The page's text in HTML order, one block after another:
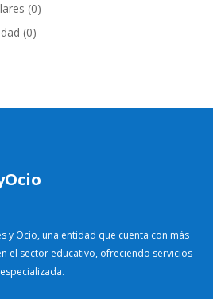
(0)
(0)
y Ocio, una entidad que cuenta con más
el sector educativo, ofreciendo servicios